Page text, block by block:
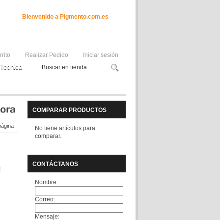
Bienvenido a Pigmento.com.es
Realizar Pedido Iniciar sesión
COMPARAR PRODUCTOS
No tiene artículos para
comparar.
CONTÁCTANOS
Nombre:
Correo:
Mensaje: